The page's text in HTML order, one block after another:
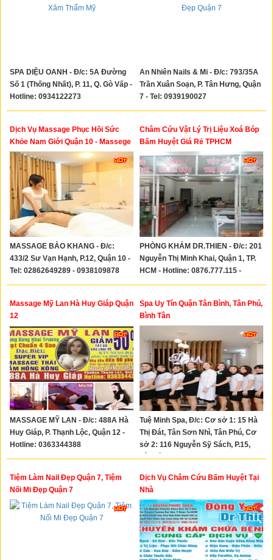
SPA DIỆU OANH - Đ/c: 5A Đường
Số 1 (Thống Nhất), P. 11, Q. Gò Vấp -
Hotline: 0934122273
An Nhiên Nails & Mi - Đ/c: 793/35A
Trần Xuân Soạn, P. Tân Hưng, Quận
7 - Tel: 0939190027
Dịch Vụ Massage Phục Hồi Sức
Khỏe Nam Giới Quận 10 - Massege
Bảo Khang Sư Vạn Hạnh Quận 10
MASSAGE BẢO KHANG - Đ/c:
433/2 Sư Vạn Hạnh, P.12, Quận 10 -
Tel: 02862649289 - 0938109878
Châm Cứu Vật Lý Trị Liệu Xoá Bóp
Bấm Huyệt Giá Rẻ TPHCM
PHÒNG KHÁM DR.THIEN - Đ/c: 201
Nguyễn Thị Minh Khai, Quận 1, TP.
HCM - Hotline: 0876.777.115 -
0922.113.115 - 0989.723.615 -
Massage Mỹ Lan Hà Huy Giáp Quận
12
MASSAGE MỸ LAN - Đ/c: 488A Hà
Huy Giáp, P. Thạnh Lộc, Quận 12 -
Hotline: 0363344388
Spa Uy Tín Quận Tân Bình, Tân Phú,
Bình Tân
Tuệ Minh Spa, Đ/c: Cơ sở 1: 15 Hà
Thị Đát, Tân Sơn Nhì, Tân Phú, Cơ
sở 2: 116 Nguyễn Sỹ Sách, P.15,
Tân Bình - Tel: 02866847171 -
Tiệm Làm Nail Đẹp Quận 7, Tiệm
Nối Mi Đẹp Quận 7
Dịch Vụ Châm Cứu Bấm Huyệt Tại
Nhà